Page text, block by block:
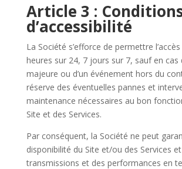
Article 3 :
d’accessibilité
La Société s’efforce de permettre
heures sur 24, 7 jours sur 7, sauf en cas
majeure ou d’un événement hors du
réserve des éventuelles pannes et
maintenance nécessaires au bon
Site et des Services.
Par conséquent, la Société ne peut
disponibilité du Site et/ou des Services
transmissions et des performances en